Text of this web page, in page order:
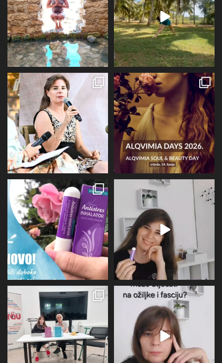
72 1 29 2
Prošli tjedan @alqvimia_hrvatska je
slavila 2...
67 6
U srijedu 24.6 i četvrtak 25.6
Alqvimia store
16
Evo malo detaljnije o mirisu i
limbičkom sustavu,...
12 0
BIOVITALIS® Antistresni inhalator -
super dodatak
31
U subotu zahvaljujući Društvu
oboljelih od
26 1
Više I detaljnije o utjecaju
perimenopauze na sve
21 0